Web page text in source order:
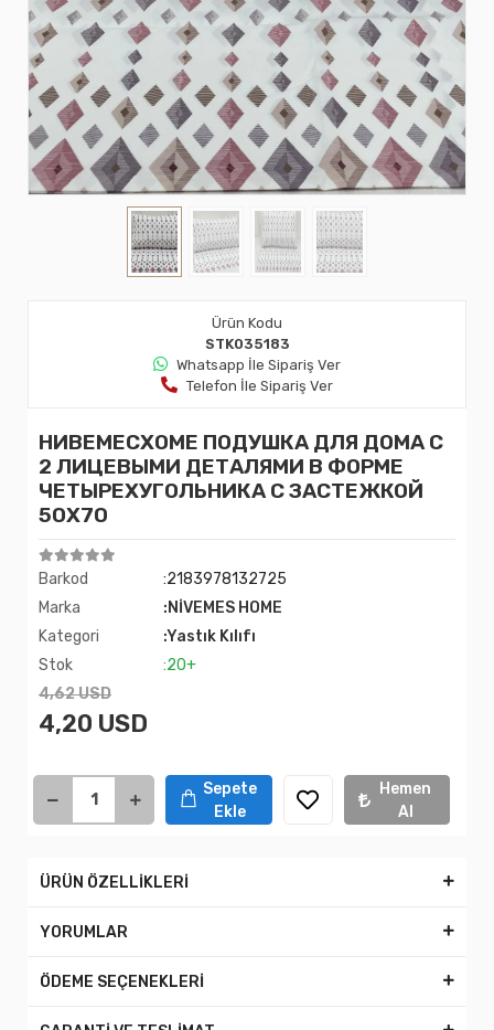
Ürün Kodu
STK035183
Whatsapp İle Sipariş Ver
Telefon İle Sipariş Ver
НИВЕМЕСХОМЕ ПОДУШКА ДЛЯ ДОМА С
2 ЛИЦЕВЫМИ ДЕТАЛЯМИ В ФОРМЕ
ЧЕТЫРЕХУГОЛЬНИКА С ЗАСТЕЖКОЙ
50X70
Barkod
:2183978132725
Marka
:NİVEMES HOME
Kategori
:Yastık Kılıfı
Stok
:20+
4,62 USD
4,20 USD
Sepete
Ekle
Hemen
Al
ÜRÜN ÖZELLİKLERİ
YORUMLAR
ÖDEME SEÇENEKLERİ